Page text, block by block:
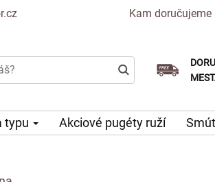
Kam doručujeme
typu Akciové pugéty ruží